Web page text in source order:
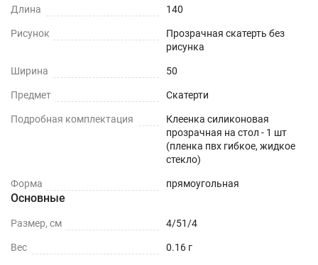
Длина 140
Рисунок
Прозрачная скатерть без
рисунка
Ширина 50
Предмет Скатерти
Подробная комплектация
Клеенка силиконовая
прозрачная на стол - 1 шт
(пленка пвх гибкое, жидкое
стекло)
Форма прямоугольная
Основные
Размер, см 4/51/4
Вес 0.16 г